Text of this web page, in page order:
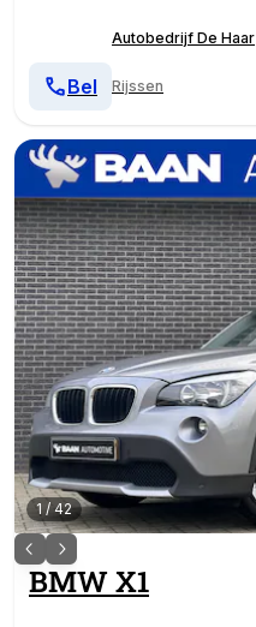
Autobedrijf De Haar
Rijssen
Bel
1 /42
BMWX1